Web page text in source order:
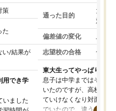
策
た
い/結果が
用でき学
いました
通った目的
大学
対策
偏差値の変化 上が
志望校の合格 合格
東大生ってやっぱりすご
息子は中学まではそこそ
いたのですが、高校に入
ていけなくなり対面の塾
でいたので、違うアプロ